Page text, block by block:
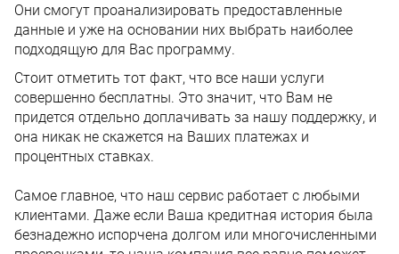
Они смогут проанализировать предоставленные
данные и уже на основании них выбрать наиболее
подходящую для Вас программу.
Стоит отметить тот факт, что все наши услуги
совершенно бесплатны. Это значит, что Вам не
придется отдельно доплачивать за нашу поддержку, и
она никак не скажется на Ваших платежах и
процентных ставках.
Самое главное, что наш сервис работает с любыми
клиентами. Даже если Ваша кредитная история была
безнадежно испорчена долгом или многочисленными